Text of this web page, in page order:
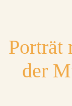
Porträt
der